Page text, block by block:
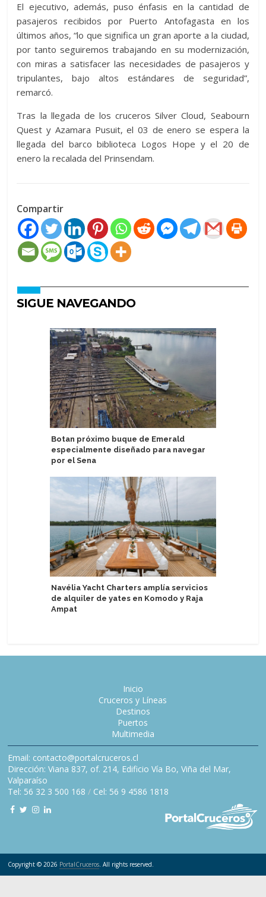
El ejecutivo, además, puso énfasis en la cantidad de
pasajeros recibidos por Puerto Antofagasta en los
últimos años, “lo que significa un gran aporte a la ciudad,
por tanto seguiremos trabajando en su modernización,
con miras a satisfacer las necesidades de pasajeros y
tripulantes, bajo altos estándares de seguridad”,
remarcó.
Tras la llegada de los cruceros Silver Cloud, Seabourn
Quest y Azamara Pusuit, el 03 de enero se espera la
llegada del barco biblioteca Logos Hope y el 20 de
enero la recalada del Prinsendam.
Compartir
SIGUE NAVEGANDO
Botan próximo buque de Emerald
especialmente diseñado para navegar
por el Sena
Navélia Yacht Charters amplía servicios
de alquiler de yates en Komodo y Raja
Ampat
Inicio
Cruceros y Líneas
Destinos
Puertos
Multimedia
Email: contacto@portalcruceros.cl
Dirección: Viana 837, of. 214, Edificio Vía Bo, Viña del Mar,
Valparaíso
Tel: 56 32 3 500 168 / Cel: 56 9 4586 1818
Copyright © 2026 PortalCruceros. All rights reserved.